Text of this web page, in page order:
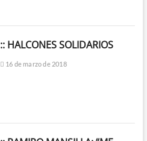
:: HALCONES SOLIDARIOS
16 de marzo de 2018